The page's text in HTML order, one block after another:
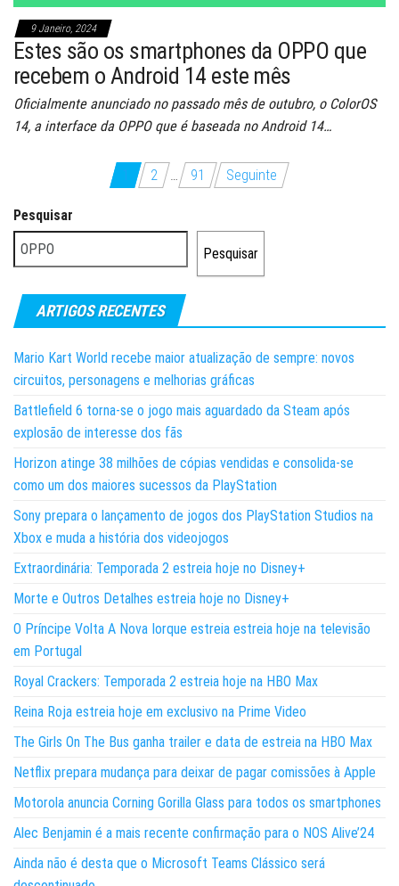
9 Janeiro, 2024
Estes são os smartphones da OPPO que
recebem o Android 14 este mês
Oficialmente anunciado no passado mês de outubro, o ColorOS
14, a interface da OPPO que é baseada no Android 14…
Paginação
dos
conteúdos
1 2 91 Seguinte
Pesquisar
Pesquisar
ARTIGOS RECENTES
Mario Kart World recebe maior atualização de sempre: novos
circuitos, personagens e melhorias gráficas
Battlefield 6 torna-se o jogo mais aguardado da Steam após
explosão de interesse dos fãs
Horizon atinge 38 milhões de cópias vendidas e consolida-se
como um dos maiores sucessos da PlayStation
Sony prepara o lançamento de jogos dos PlayStation Studios na
Xbox e muda a história dos videojogos
Extraordinária: Temporada 2 estreia hoje no Disney+
Morte e Outros Detalhes estreia hoje no Disney+
O Príncipe Volta A Nova Iorque estreia estreia hoje na televisão
em Portugal
Royal Crackers: Temporada 2 estreia hoje na HBO Max
Reina Roja estreia hoje em exclusivo na Prime Video
The Girls On The Bus ganha trailer e data de estreia na HBO Max
Netflix prepara mudança para deixar de pagar comissões à Apple
Motorola anuncia Corning Gorilla Glass para todos os smartphones
Alec Benjamin é a mais recente confirmação para o NOS Alive’24
Ainda não é desta que o Microsoft Teams Clássico será